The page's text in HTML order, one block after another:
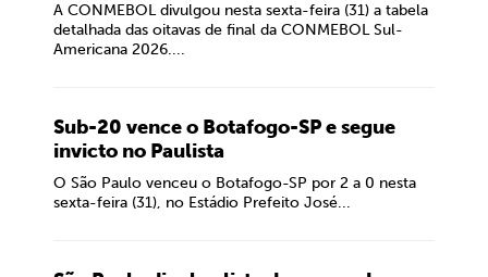
A CONMEBOL divulgou nesta sexta-feira (31) a tabela
detalhada das oitavas de final da CONMEBOL Sul-
Americana 2026....
Sub-20 vence o Botafogo-SP e segue
invicto no Paulista
O São Paulo venceu o Botafogo-SP por 2 a 0 nesta
sexta-feira (31), no Estádio Prefeito José...